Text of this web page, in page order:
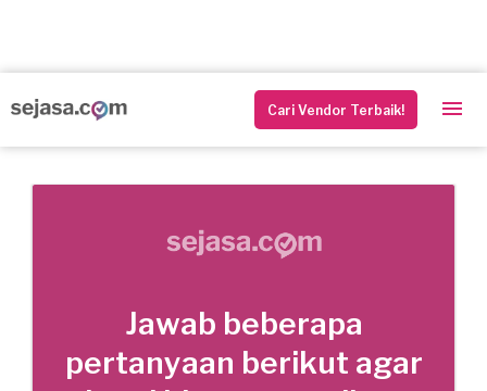
Cari Vendor Terbaik!
Jawab beberapa
pertanyaan berikut agar